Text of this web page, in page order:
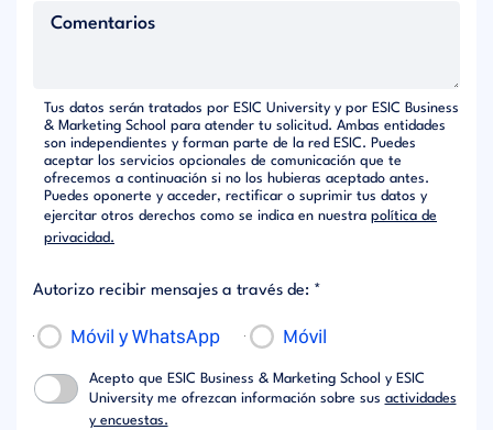
Tus datos serán tratados por ESIC University y por ESIC Business
& Marketing School para atender tu solicitud. Ambas entidades
son independientes y forman parte de la red ESIC. Puedes
aceptar los servicios opcionales de comunicación que te
ofrecemos a continuación si no los hubieras aceptado antes.
Puedes oponerte y acceder, rectificar o suprimir tus datos y
ejercitar otros derechos como se indica en nuestra política de
privacidad.
Autorizo recibir mensajes a través de: *
Móvil y WhatsApp Móvil
Acepto que ESIC Business & Marketing School y ESIC
University me ofrezcan información sobre sus actividades
y encuestas.